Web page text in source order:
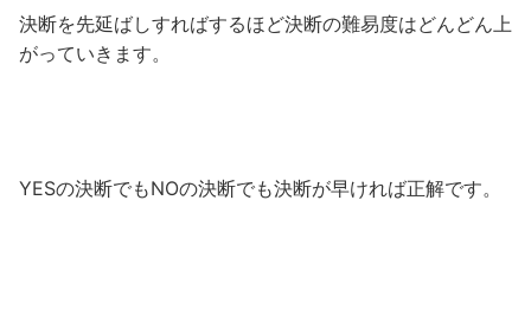
決断を先延ばしすればするほど決断の難易度はどんどん上
がっていきます。
YESの決断でもNOの決断でも決断が早ければ正解です。